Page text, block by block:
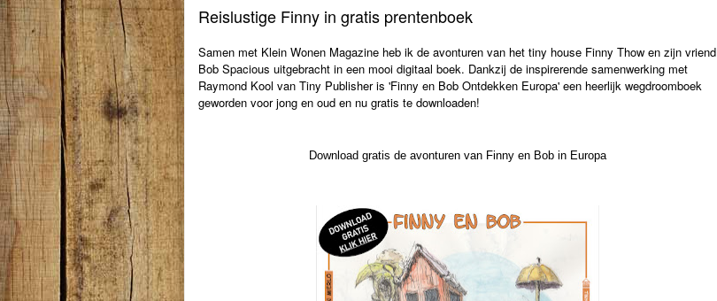
Reislustige Finny in gratis prentenboek
Samen met Klein Wonen Magazine heb ik de avonturen van het tiny house Finny Thow en zijn vriend
Bob Spacious uitgebracht in een mooi digitaal boek. Dankzij de inspirerende samenwerking met
Raymond Kool van Tiny Publisher is 'Finny en Bob Ontdekken Europa' een heerlijk wegdroomboek
geworden voor jong en oud en nu gratis te downloaden!
Download gratis de avonturen van Finny en Bob in Europa